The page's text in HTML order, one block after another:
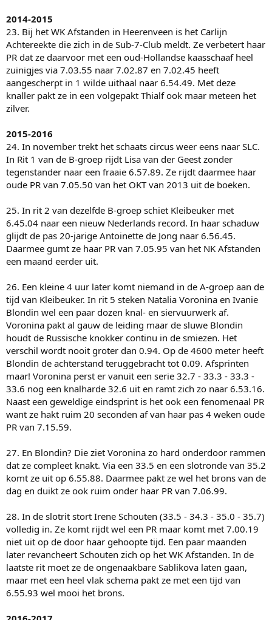
2014-2015
23. Bij het WK Afstanden in Heerenveen is het Carlijn
Achtereekte die zich in de Sub-7-Club meldt. Ze verbetert haar
PR dat ze daarvoor met een oud-Hollandse kaasschaaf heel
zuinigjes via 7.03.55 naar 7.02.87 en 7.02.45 heeft
aangescherpt in 1 wilde uithaal naar 6.54.49. Met deze
knaller pakt ze in een volgepakt Thialf ook maar meteen het
zilver.
2015-2016
24. In november trekt het schaats circus weer eens naar SLC.
In Rit 1 van de B-groep rijdt Lisa van der Geest zonder
tegenstander naar een fraaie 6.57.89. Ze rijdt daarmee haar
oude PR van 7.05.50 van het OKT van 2013 uit de boeken.
25. In rit 2 van dezelfde B-groep schiet Kleibeuker met
6.45.04 naar een nieuw Nederlands record. In haar schaduw
glijdt de pas 20-jarige Antoinette de Jong naar 6.56.45.
Daarmee gumt ze haar PR van 7.05.95 van het NK Afstanden
een maand eerder uit.
26. Een kleine 4 uur later komt niemand in de A-groep aan de
tijd van Kleibeuker. In rit 5 steken Natalia Voronina en Ivanie
Blondin wel een paar dozen knal- en siervuurwerk af.
Voronina pakt al gauw de leiding maar de sluwe Blondin
houdt de Russische knokker continu in de smiezen. Het
verschil wordt nooit groter dan 0.94. Op de 4600 meter heeft
Blondin de achterstand teruggebracht tot 0.09. Afsprinten
maar! Voronina perst er vanuit een serie 32.7 - 33.3 - 33.3 -
33.6 nog een knalharde 32.6 uit en ramt zich zo naar 6.53.16.
Naast een geweldige eindsprint is het ook een fenomenaal PR
want ze hakt ruim 20 seconden af van haar pas 4 weken oude
PR van 7.15.59.
27. En Blondin? Die ziet Voronina zo hard onderdoor rammen
dat ze compleet knakt. Via een 33.5 en een slotronde van 35.2
komt ze uit op 6.55.88. Daarmee pakt ze wel het brons van de
dag en duikt ze ook ruim onder haar PR van 7.06.99.
28. In de slotrit stort Irene Schouten (33.5 - 34.3 - 35.0 - 35.7)
volledig in. Ze komt rijdt wel een PR maar komt met 7.00.19
niet uit op de door haar gehoopte tijd. Een paar maanden
later revancheert Schouten zich op het WK Afstanden. In de
laatste rit moet ze de ongenaakbare Sablikova laten gaan,
maar met een heel vlak schema pakt ze met een tijd van
6.55.93 wel mooi het brons.